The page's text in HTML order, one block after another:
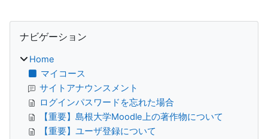
ブロック
ナビゲーション
Home
マイコース
サイトアナウンスメント
ログインパスワードを忘れた場合
【重要】島根大学Moodle上の著作物について
【重要】ユーザ登録について